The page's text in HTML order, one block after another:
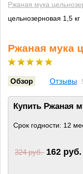
Ржаная мука
цельнозерновая 1,5 кг
Ржаная мука
Обзор Отзывы
Купить Ржаная
Срок годности: 12
324 руб. 162 руб.